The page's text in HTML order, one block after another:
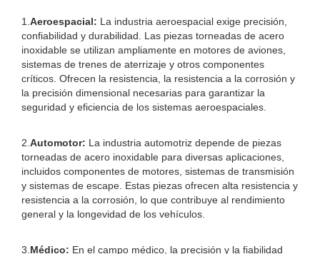
1. Aeroespacial: La industria aeroespacial exige precisión,
confiabilidad y durabilidad. Las piezas torneadas de acero
inoxidable se utilizan ampliamente en motores de aviones,
sistemas de trenes de aterrizaje y otros componentes
críticos. Ofrecen la resistencia, la resistencia a la corrosión y
la precisión dimensional necesarias para garantizar la
seguridad y eficiencia de los sistemas aeroespaciales.
2. Automotor: La industria automotriz depende de piezas
torneadas de acero inoxidable para diversas aplicaciones,
incluidos componentes de motores, sistemas de transmisión
y sistemas de escape. Estas piezas ofrecen alta resistencia y
resistencia a la corrosión, lo que contribuye al rendimiento
general y la longevidad de los vehículos.
3. Médico: En el campo médico, la precisión y la fiabilidad